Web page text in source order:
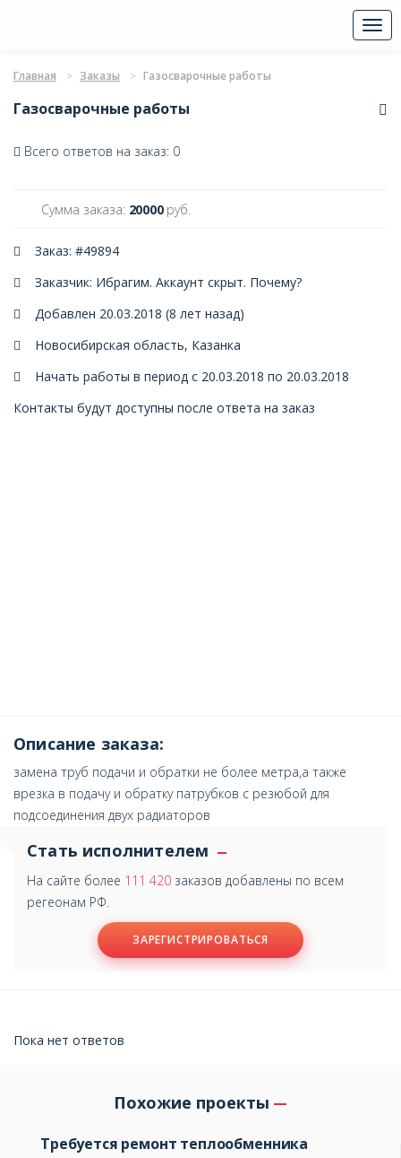
Главная Заказы Газосварочные работы
Газосварочные работы
Всего ответов на заказ: 0
Сумма заказа: 20000 руб.
Заказ: #49894
Заказчик: Ибрагим. Аккаунт скрыт. Почему?
Добавлен 20.03.2018 (8 лет назад)
Новосибирская область, Казанка
Начать работы в период с 20.03.2018 по 20.03.2018
Контакты будут доступны после ответа на заказ
Описание заказа:
замена труб подачи и обратки не более метра,а также
врезка в подачу и обратку патрубков с резюбой для
подсоединения двух радиаторов
Стать исполнителем
На сайте более 111 420 заказов добавлены по всем
регеонам РФ.
ЗАРЕГИСТРИРОВАТЬСЯ
Пока нет ответов
Похожие проекты
Требуется ремонт теплообменника